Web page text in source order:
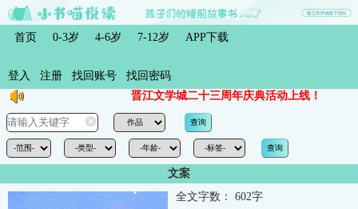
首页 0-3岁 4-6岁 7-12岁 APP下载
登入 注册 找回账号
找回密码
晋江文学城二十三周年庆典活动上线！
文案
全文字数：
602字